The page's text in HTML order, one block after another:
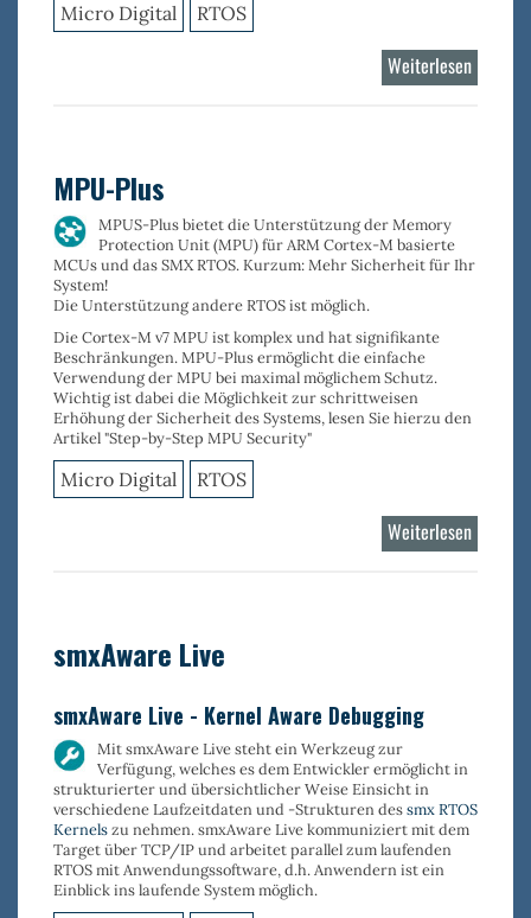
Micro Digital RTOS
Weiterlesen
smx
MPU-Plus
MPUS-Plus bietet die Unterstützung der Memory
Protection Unit (MPU) für ARM Cortex-M basierte
MCUs und das SMX RTOS. Kurzum: Mehr Sicherheit für Ihr
System!
Die Unterstützung andere RTOS ist möglich.
Die Cortex-M v7 MPU ist komplex und hat signifikante
Beschränkungen. MPU-Plus ermöglicht dieeinfache
Verwendung der MPU bei maximal möglichem Schutz.
Wichtig ist dabei die Möglichkeit zur schrittweisen
Erhöhung der Sicherheit des Systems, lesen Sie hierzu den
Artikel "Step-by-Step MPU Security"
Micro Digital RTOS
Weiterlesen
MPU-
smxAware Live
smxAware Live - Kernel Aware Debugging
MitsmxAware Livesteht ein Werkzeug zur
Verfügung, welches es dem Entwickler ermöglicht in
strukturierter und übersichtlicher Weise Einsicht in
verschiedene Laufzeitdaten und -Strukturen dessmx RTOS
Kernelszu nehmen. smxAware Livekommuniziert mit dem
Target über TCP/IP und arbeitet parallel zum laufenden
RTOS mit Anwendungssoftware, d.h. Anwendern ist ein
Einblick ins laufende System möglich.